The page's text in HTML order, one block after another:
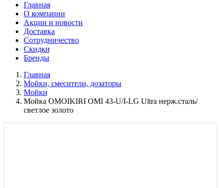
Главная
О компании
Акции и новости
Доставка
Сотрудничество
Скидки
Бренды
Главная
Мойки, смесители, дозаторы
Мойки
Мойка OMOIKIRI OMI 43-U/I-LG Ultra нерж.сталь/
светлое золото